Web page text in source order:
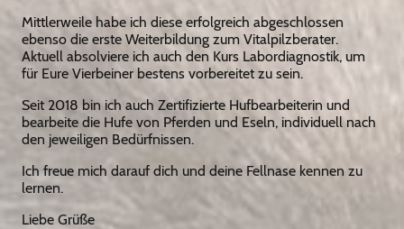
Mittlerweile habe ich diese erfolgreich abgeschlossen
ebenso die erste Weiterbildung zum Vitalpilzberater.
Aktuell absolviere ich auch den Kurs Labordiagnostik, um
für Eure Vierbeiner bestens vorbereitet zu sein.
Seit 2018 bin ich auch Zertifizierte Hufbearbeiterin und
bearbeite die Hufe von Pferden und Eseln, individuell nach
den jeweiligen Bedürfnissen.
Ich freue mich darauf dich und deine Fellnase kennen zu
lernen.
Liebe Grüße